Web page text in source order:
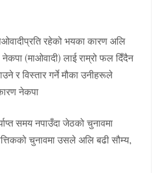
रहेको भयका कारण अलि
(माओवादी) लाई राम्रो फल दिँदैन
र विस्तार गर्ने मौका उनीहरूले
नेकपा
समय नपाउँदा जेठको चुनावमा
चुनावमा उसले अलि बढी सौम्य,